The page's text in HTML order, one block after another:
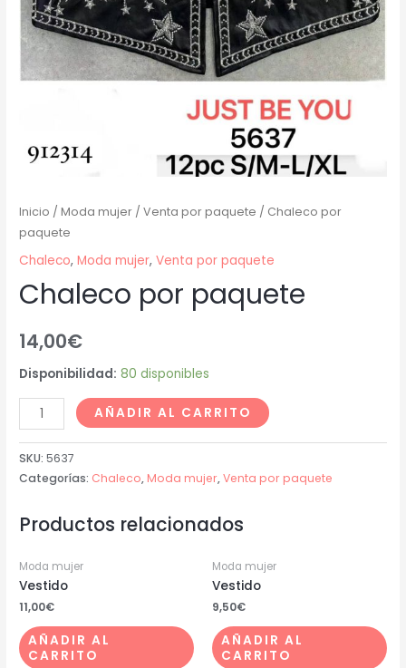
Inicio /Moda mujer /Venta por paquete / Chaleco por
paquete
Chaleco,Moda mujer,Venta por paquete
Chaleco por paquete
14,00€
Disponibilidad: 80 disponibles
AÑADIR AL CARRITO
SKU:5637
Categorías: Chaleco, Moda mujer,Venta por paquete
Productos relacionados
Moda mujer
Vestido
11,00€
AÑADIR AL
CARRITO
Moda mujer
Vestido
9,50€
AÑADIR AL
CARRITO